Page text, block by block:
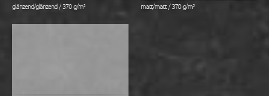
glänzend/glänzend / 370 g/m² matt/matt / 370 g/m²